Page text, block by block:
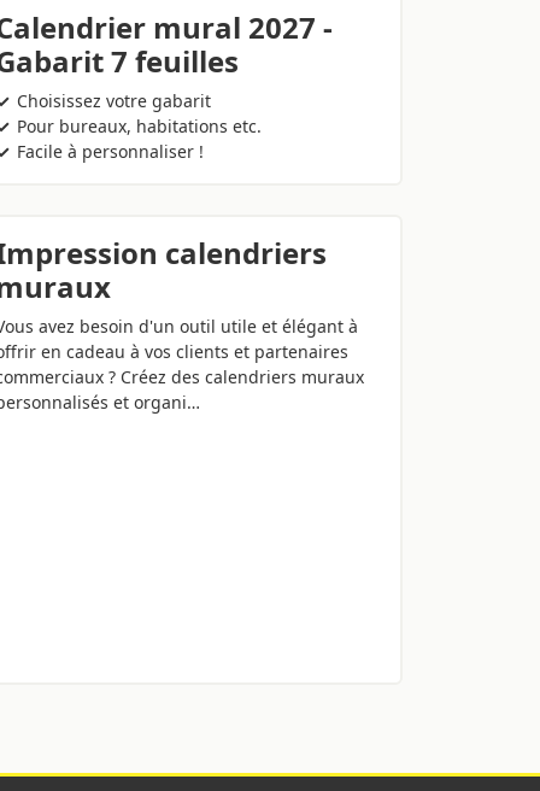
mural 2027 -
7 feuilles
Choisissez votre gabarit
Pour bureaux, habitations etc.
Facile à personnaliser !
calendriers
avez besoin d'un outil utile et élégant à
en cadeau à vos clients et partenaires
? Créez des calendriers muraux
et organi…